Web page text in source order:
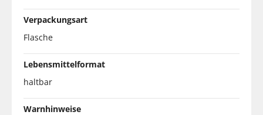
Verpackungsart
Flasche
Lebensmittelformat
haltbar
Warnhinweise